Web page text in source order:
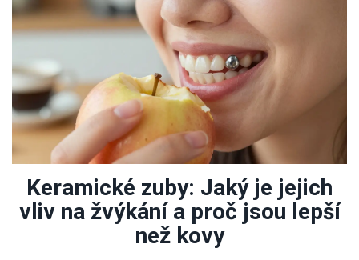
Keramické zuby: Jaký je jejich
vliv na žvýkání a proč jsou lepší
než kovy